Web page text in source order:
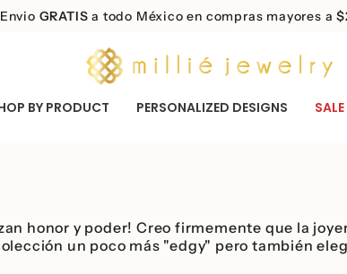
Envio GRATIS a todo México en compras mayores a
Te faltan$ 2,000 MXNMXN para envío
BY PRODUCT PERSONALIZED DESIGNS SALE
honor y poder! Creo firmemente que la
un poco más "edgy" pero también